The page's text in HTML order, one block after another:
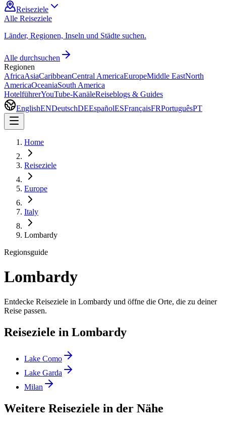
Reiseziele
Alle Reiseziele
Länder, Regionen, Inseln und Städte suchen.
Alle durchsuchen
Regionen
AfricaAsiaCaribbeanCentral AmericaEuropeMiddle EastNorth
AmericaOceaniaSouth America
HotelführerYouTube-KanäleReiseblogs & Guides
EnglishENDeutschDEEspañolESFrançaisFRPortuguêsPT
Home
Reiseziele
Europe
Italy
Lombardy
Regionsguide
Lombardy
Entdecke Reiseziele in Lombardy und öffne die Orte, die zu deiner
Reise passen.
Reiseziele in Lombardy
Lake Como
Lake Garda
Milan
Weitere Reiseziele in der Nähe